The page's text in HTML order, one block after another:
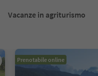
Vacanze in agriturismo
Prenotabile online